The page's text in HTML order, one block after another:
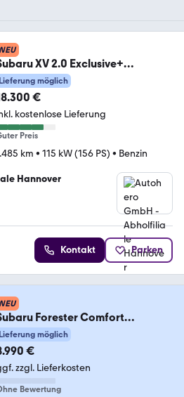
NEU
XV 2.0 Exclusive+
Lieferung möglich
€
kostenlose Lieferung
Preis
km • 115 kW (156 PS) • Benzin
Hannover
Kontakt Parken
NEU
Forester Comfort
Lieferung möglich
€
zzgl. Lieferkosten
Bewertung